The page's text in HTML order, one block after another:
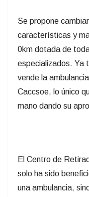
Se propone
características y
0km dotada de
especializados. Ya
vende la
Caccsoe, lo único
mano dando su
El Centro de
solo ha sido
una ambulancia,